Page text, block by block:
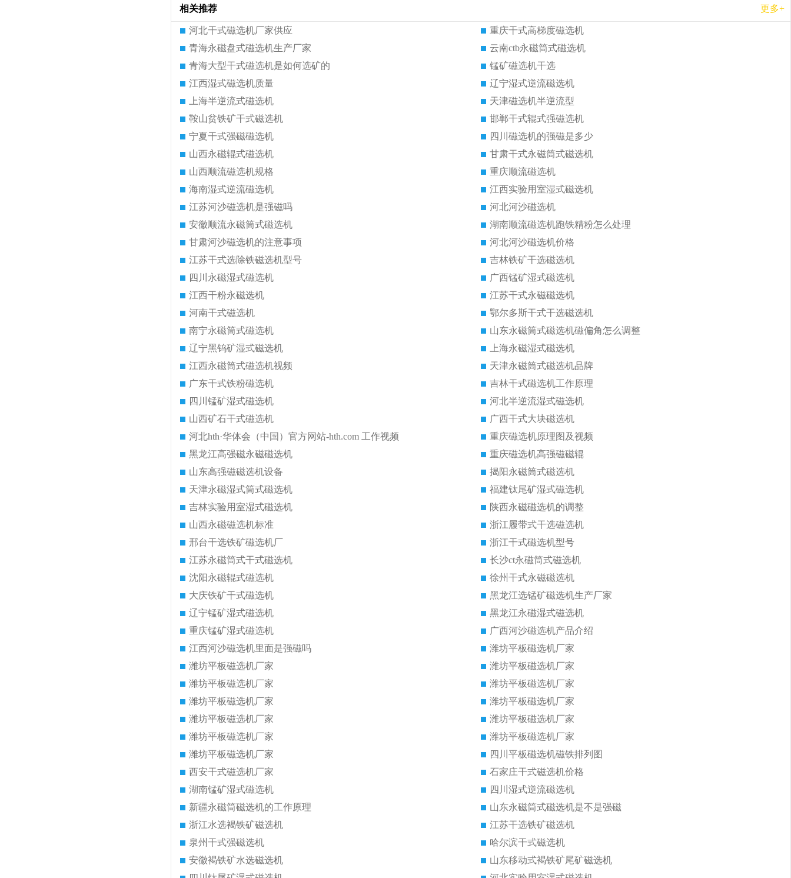
相关推荐 更多+
河北干式磁选机厂家供应
重庆干式高梯度磁选机
青海永磁盘式磁选机生产厂家
云南ctb永磁筒式磁选机
青海大型干式磁选机是如何选矿的
锰矿磁选机干选
江西湿式磁选机质量
辽宁湿式逆流磁选机
上海半逆流式磁选机
天津磁选机半逆流型
鞍山贫铁矿干式磁选机
邯郸干式辊式强磁选机
宁夏干式强磁磁选机
四川磁选机的强磁是多少
山西永磁辊式磁选机
甘肃干式永磁筒式磁选机
山西顺流磁选机规格
重庆顺流磁选机
海南湿式逆流磁选机
江西实验用室湿式磁选机
江苏河沙磁选机是强磁吗
河北河沙磁选机
安徽顺流永磁筒式磁选机
湖南顺流磁选机跑铁精粉怎么处理
甘肃河沙磁选机的注意事项
河北河沙磁选机价格
江苏干式选除铁磁选机型号
吉林铁矿干选磁选机
四川永磁湿式磁选机
广西锰矿湿式磁选机
江西干粉永磁选机
江苏干式永磁磁选机
河南干式磁选机
鄂尔多斯干式干选磁选机
南宁永磁筒式磁选机
山东永磁筒式磁选机磁偏角怎么调整
辽宁黑钨矿湿式磁选机
上海永磁湿式磁选机
江西永磁筒式磁选机视频
天津永磁筒式磁选机品牌
广东干式铁粉磁选机
吉林干式磁选机工作原理
四川锰矿湿式磁选机
河北半逆流湿式磁选机
山西矿石干式磁选机
广西干式大块磁选机
河北hth·华体会（中国）官方网站-hth.com 工作视频
重庆磁选机原理图及视频
黑龙江高强磁永磁磁选机
重庆磁选机高强磁磁辊
山东高强磁磁选机设备
揭阳永磁筒式磁选机
天津永磁湿式筒式磁选机
福建钛尾矿湿式磁选机
吉林实验用室湿式磁选机
陕西永磁磁选机的调整
山西永磁磁选机标准
浙江履带式干选磁选机
邢台干选铁矿磁选机厂
浙江干式磁选机型号
江苏永磁筒式干式磁选机
长沙ct永磁筒式磁选机
沈阳永磁辊式磁选机
徐州干式永磁磁选机
大庆铁矿干式磁选机
黑龙江选锰矿磁选机生产厂家
辽宁锰矿湿式磁选机
黑龙江永磁湿式磁选机
重庆锰矿湿式磁选机
广西河沙磁选机产品介绍
江西河沙磁选机里面是强磁吗
潍坊平板磁选机厂家
潍坊平板磁选机厂家
潍坊平板磁选机厂家
潍坊平板磁选机厂家
潍坊平板磁选机厂家
潍坊平板磁选机厂家
潍坊平板磁选机厂家
潍坊平板磁选机厂家
潍坊平板磁选机厂家
潍坊平板磁选机厂家
潍坊平板磁选机厂家
潍坊平板磁选机厂家
四川平板磁选机磁铁排列图
西安干式磁选机厂家
石家庄干式磁选机价格
湖南锰矿湿式磁选机
四川湿式逆流磁选机
新疆永磁筒磁选机的工作原理
山东永磁筒式磁选机是不是强磁
浙江水选褐铁矿磁选机
江苏干选铁矿磁选机
泉州干式强磁选机
哈尔滨干式磁选机
安徽褐铁矿水选磁选机
山东移动式褐铁矿尾矿磁选机